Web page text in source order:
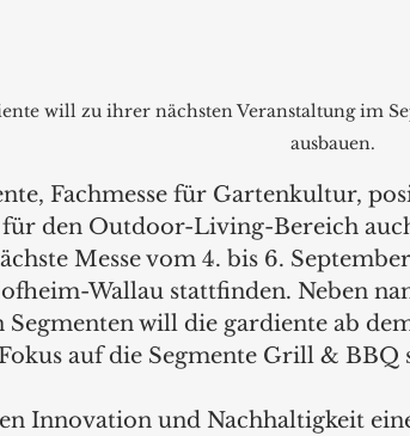
will zu ihrer nächsten Veranstaltung im
ausbauen.
Fachmesse für Gartenkultur,
den Outdoor-Living-Bereich
Messe vom 4. bis 6.
Wallau stattfinden. Neben
Segmenten will die gardiente ab
auf die Segmente Grill & BBQ
Innovation und Nachhaltigkeit